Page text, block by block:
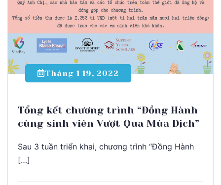
Tháng 1 19, 2022
Tổng kết chương trình “Đồng Hành
cùng sinh viên Vượt Qua Mùa Dịch”
Sau 3 tuần triển khai, chương trình “Đồng Hành
[…]